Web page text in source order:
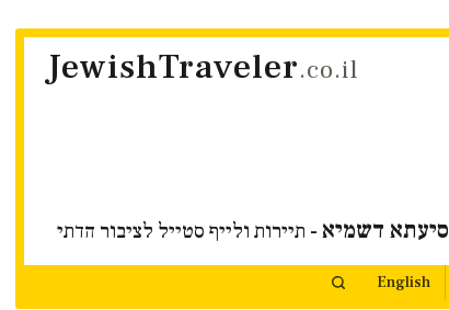
JewishTraveler.co.il
סיעתא דשמיא - תיירות ולייף סטייל לציבור הדתי
English